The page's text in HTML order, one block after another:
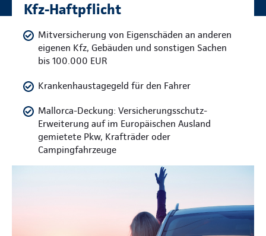
Kfz-Haftpflicht
Mitversicherung von Eigenschäden an anderen
eigenen Kfz, Gebäuden und sonstigen Sachen
bis 100.000 EUR
Krankenhaustagegeld für den Fahrer
Mallorca-Deckung: Versicherungsschutz-
Erweiterung auf im Europäischen Ausland
gemietete Pkw, Krafträder oder
Campingfahrzeuge